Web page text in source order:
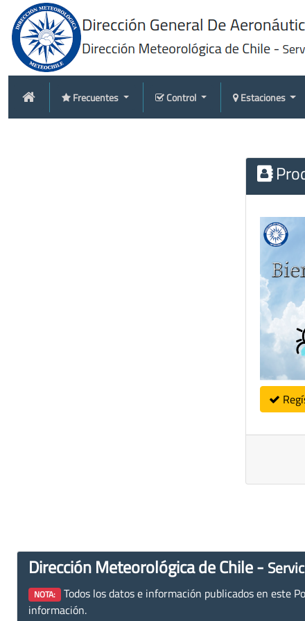
Frecuentes Control Estaciones
Dirección Meteorológica de Chile -
NOTA: Todos los datos e información publicados en este
información.